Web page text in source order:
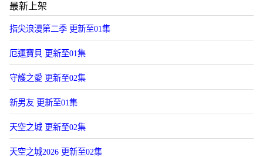
最新上架
指尖浪漫第二季 更新至01集
厄運寶貝 更新至01集
守護之愛 更新至02集
新男友 更新至01集
天空之城 更新至02集
天空之城2026 更新至02集